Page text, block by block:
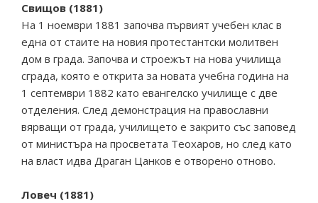
Свищов (1881)
На 1 ноември 1881 започва първият учебен клас в
една от стаите на новия протестантски молитвен
дом в града. Започва и строежът на нова училища
сграда, която е открита за новата учебна година на
1 септември 1882 като евангелско училище с две
отделения. След демонстрация на православни
вярващи от града, училището е закрито със заповед
от министъра на просветата Теохаров, но след като
на власт идва Драган Цанков е отворено отново.
Ловеч (1881)